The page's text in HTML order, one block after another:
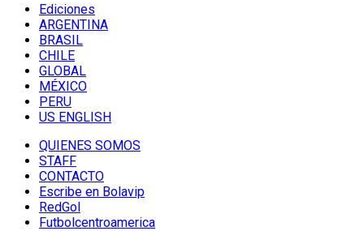
Ediciones
ARGENTINA
BRASIL
CHILE
GLOBAL
MÉXICO
PERU
US ENGLISH
QUIENES SOMOS
STAFF
CONTACTO
Escribe en Bolavip
RedGol
Futbolcentroamerica